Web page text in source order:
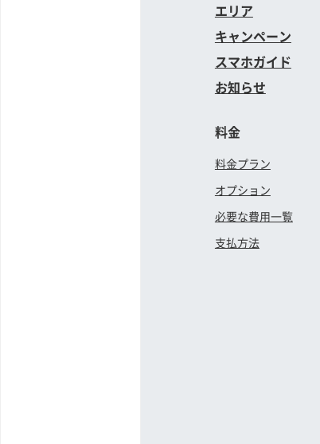
エリア
キャンペーン
スマホガイド
お知らせ
料金
料金プラン
オプション
必要な費用一覧
支払方法